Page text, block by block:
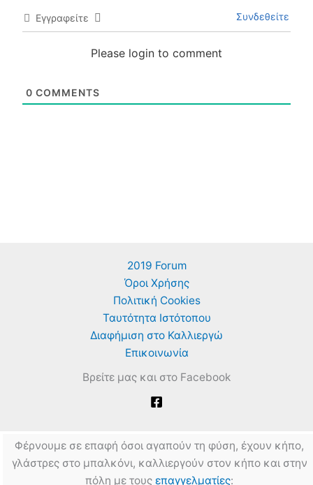
Εγγραφείτε Συνδεθείτε
Please login to comment
0 COMMENTS
2019 Forum
Όροι Χρήσης
Πολιτική Cookies
Ταυτότητα Ιστότοπου
Διαφήμιση στο Καλλιεργώ
Επικοινωνία
Βρείτε μας και στο Facebook
Φέρνουμε σε επαφή όσοι αγαπούν τη φύση, έχουν κήπο,
γλάστρες στο μπαλκόνι, καλλιεργούν στον κήπο και στην
πόλη με τους επαγγελματίες: